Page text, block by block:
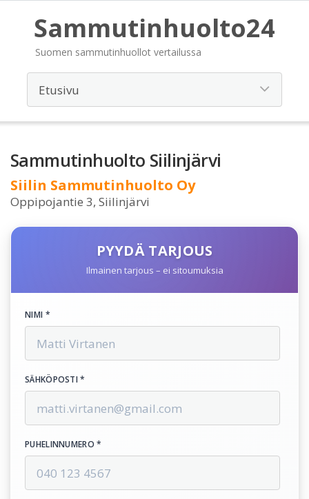
Sammutinhuolto24
Suomen sammutinhuollot vertailussa
Sammutinhuolto Siilinjärvi
Siilin Sammutinhuolto Oy
Oppipojantie 3, Siilinjärvi
PYYDÄ TARJOUS
Ilmainen tarjous – ei sitoumuksia
NIMI *
SÄHKÖPOSTI *
PUHELINNUMERO *